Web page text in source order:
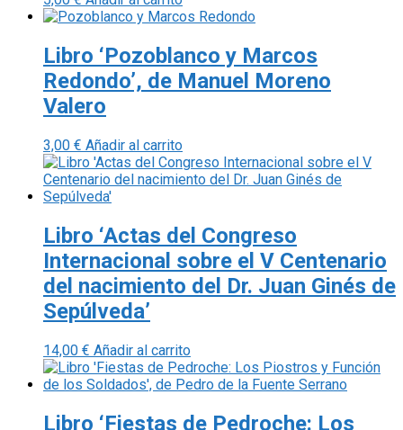
Libro ‘Pozoblanco y Marcos
Redondo’, de Manuel Moreno
Valero
3,00 € Añadir al carrito
Libro ‘Actas del Congreso
Internacional sobre el V Centenario
del nacimiento del Dr. Juan Ginés de
Sepúlveda’
14,00 € Añadir al carrito
Libro ‘Fiestas de Pedroche: Los